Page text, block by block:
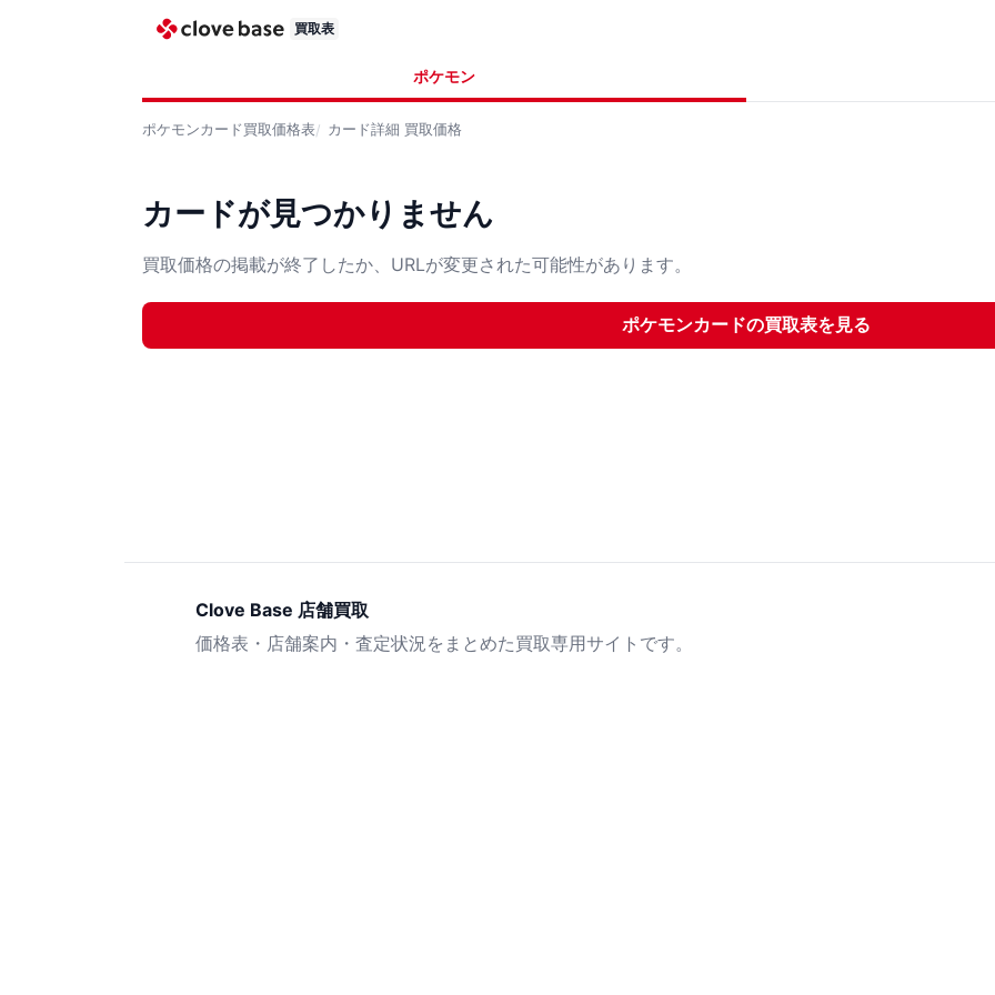
買取表
ポケモン
ポケモンカード買取価格表 カード詳細 買取価格
カードが見つかりません
買取価格の掲載が終了したか、URLが変更された可能性があります。
ポケモンカードの買取表を見る
Clove Base 店舗買取
価格表・店舗案内・査定状況をまとめた買取専用サイトです。